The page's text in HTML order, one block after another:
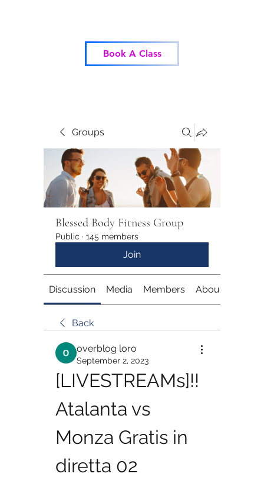
Book A Class
Groups
Blessed Body Fitness Group
Public · 145 members
Join
Discussion Media Members About
Back
overblog loro
September 2, 2023
[LIVESTREAMs]!!
Atalanta vs
Monza Gratis in
diretta 02